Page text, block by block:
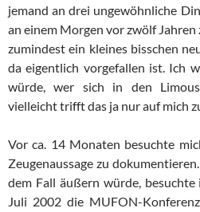
jemand an drei ungewöhnliche
an einem Morgen vor zwölf
zumindest ein kleines bisschen
da eigentlich vorgefallen ist. Ich
würde, wer sich in den
vielleicht trifft das ja nur auf mich
Vor ca. 14 Monaten besuchte
Zeugenaussage zu
dem Fall äußern würde, besuchte
Juli 2002 die MUFON-